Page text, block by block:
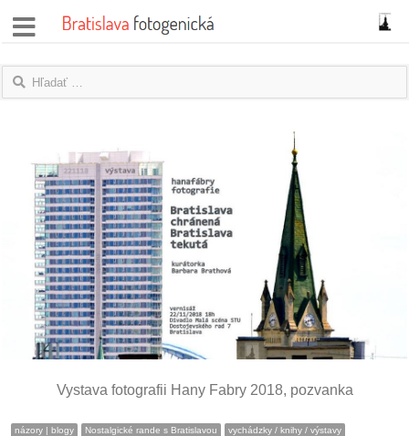
správy
blogy
rozhovory
fotky
protesty
Vystava fotografii Hany Fabry 2018, pozvanka
názory | blogy Nostalgické rande s Bratislavou vychádzky / knihy / výstavy